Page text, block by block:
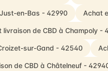
en-Bas - 42990 Achat
livraison de CBD à Champoly -
sur-Gand - 42540
de CBD à Châtelneuf -